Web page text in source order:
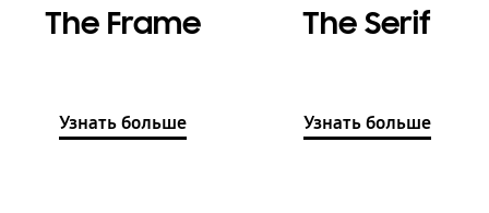
The Frame
Узнать больше
The Serif
Узнать больше